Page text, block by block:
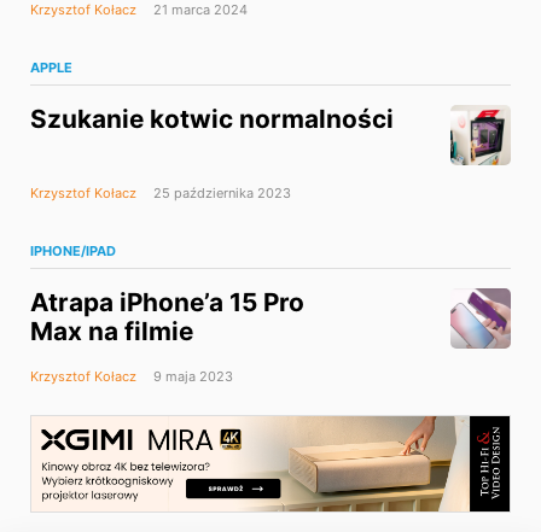
Krzysztof Kołacz 21 marca 2024
APPLE
Szukanie kotwic normalności
Krzysztof Kołacz 25 października 2023
IPHONE/IPAD
Atrapa iPhone’a 15 Pro
Max na filmie
Krzysztof Kołacz 9 maja 2023